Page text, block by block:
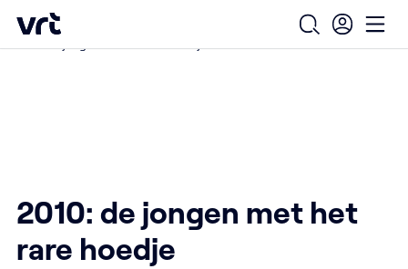
Ga naar de hoofdinhoud
VRT (home)
Open
Home /
2010: de jongen met het
rare hoedje